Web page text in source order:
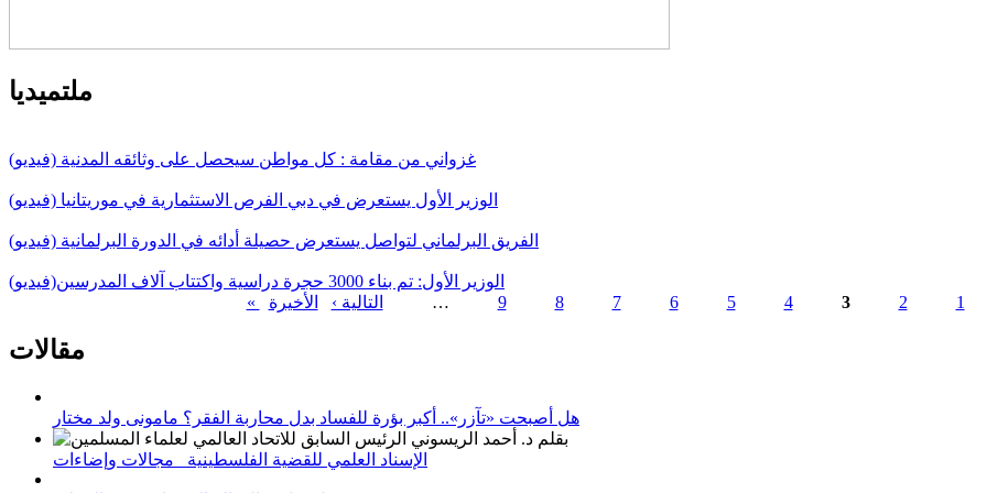
ملتميديا
غزواني من مقامة : كل مواطن سيحصل على وثائقه المدنية (فيديو)
الوزير الأول يستعرض في دبي الفرص الاستثمارية في موريتانيا (فيديو)
الفريق البرلماني لتواصل يستعرض حصيلة أدائه في الدورة البرلمانية (فيديو)
الوزير الأول: تم بناء 3000 حجرة دراسية واكتتاب آلاف المدرسين(فيديو)
1
2
3
4
5
6
7
8
9
… التالية ›
مقالات
هل أصبحت «تآزر».. أكبر بؤرة للفساد بدل محاربة الفقر؟ مامونى ولد مختار
الإسناد العلمي للقضية الفلسطينية_ مجالات وإضاءات